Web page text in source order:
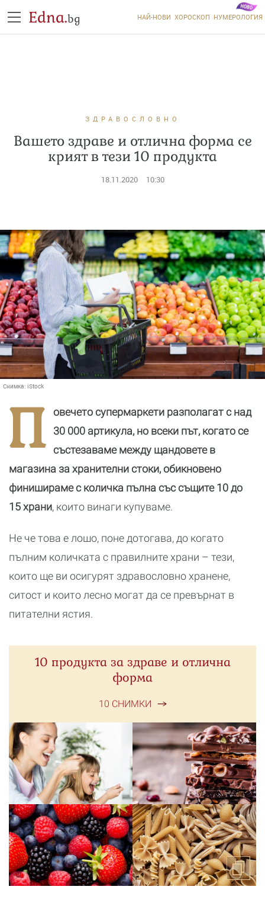
Edna.bg НАЙ-НОВИ ХОРОСКОП НУМЕРОЛОГИЯ
ЗДРАВОСЛОВНО
Вашето здравe и отлична форма се
крият в тези 10 продукта
18.11.2020 10:30
Снимка: iStock
П
овечето супермаркети разполагат с над
30 000 артикула, но всеки път, когато се
състезаваме между щандовете в
магазина за хранителни стоки, обикновено
финишираме с количка пълна със същите 10 до
15 храни, които винаги купуваме.
Не че това е лошо, поне дотогава, до когато
пълним количката с правилните храни – тези,
които ще ви осигурят здравословно хранене,
ситост и които лесно могат да се превърнат в
питателни ястия.
10 продукта за здраве и отлична
форма
10 СНИМКИ